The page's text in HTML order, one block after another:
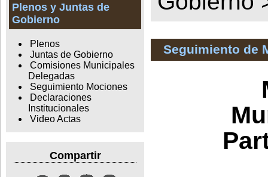
Plenos y Juntas de
Gobierno
Plenos
Juntas de Gobierno
Comisiones Municipales
Delegadas
Seguimiento Mociones
Declaraciones
Institucionales
Video Actas
Compartir
Seguimiento de